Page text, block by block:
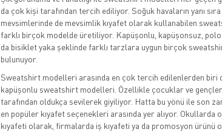
da çok kişi tarafından tercih ediliyor. Soğuk havaların yanı
mevsimlerinde de mevsimlik kıyafet olarak kullanabilen
farklı birçok modelde üretiliyor. Kapüşonlu, kapüşonsuz, polo
da bisiklet yaka şeklinde farklı tarzlara uygun birçok
bulunuyor.
Sweatshirt modelleri arasında en çok tercih edilenlerden biri
kapüşonlu sweatshirt modelleri. Özellikle çocuklar ve gençler
tarafından oldukça sevilerek giyiliyor. Hatta bu yönü ile son
en popüler kıyafet seçenekleri arasında yer alıyor. Okullarda
kıyafeti olarak, firmalarda iş kıyafeti ya da promosyon ürünü